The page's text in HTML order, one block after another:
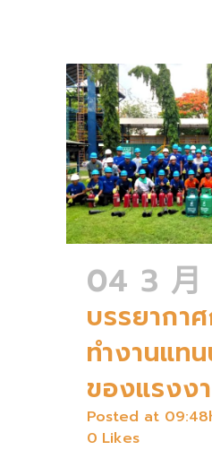
04 3 月
บรรยากา
ทำงานแท
ของแรงง
Posted at
0 Likes